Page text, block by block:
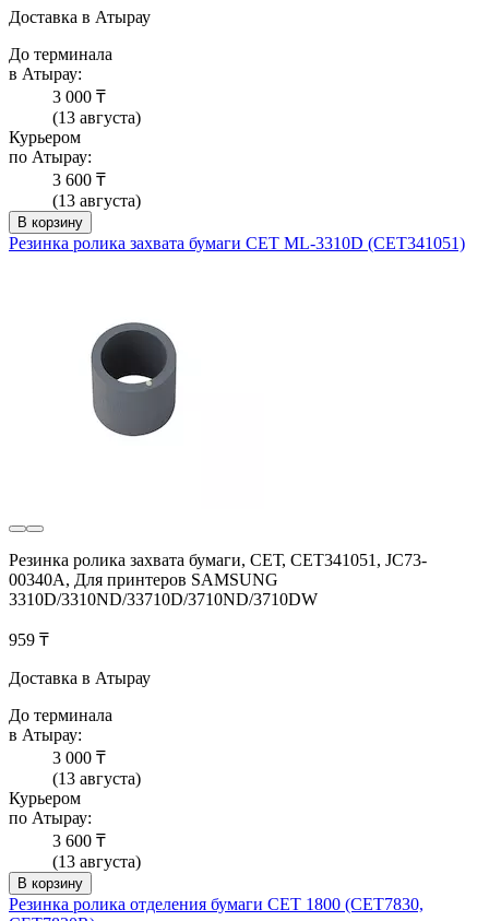
Доставка в Атырау
До терминала
в Атырау:
3 000 ₸
(13 августа)
Курьером
по Атырау:
3 600 ₸
(13 августа)
В корзину
Резинка ролика захвата бумаги СЕТ ML-3310D (CET341051)
Резинка ролика захвата бумаги, СЕТ, CET341051, JC73-
00340A, Для принтеров SAMSUNG
3310D/3310ND/33710D/3710ND/3710DW
959 ₸
Доставка в Атырау
До терминала
в Атырау:
3 000 ₸
(13 августа)
Курьером
по Атырау:
3 600 ₸
(13 августа)
В корзину
Резинка ролика отделения бумаги CET 1800 (CET7830,